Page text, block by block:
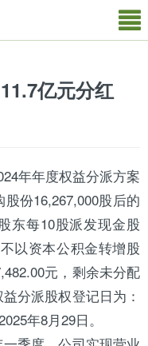
亿元分红
年年度权益分派方案
份16,267,000股后的
东每10股派发现金股
以资本公积金转增股
元，剩余未分配
分派股权登记日为：
年8月29日。